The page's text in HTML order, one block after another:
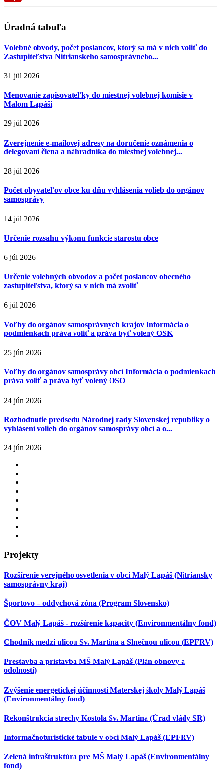
Úradná tabuľa
Volebné obvody, počet poslancov, ktorý sa má v nich voliť do
Zastupiteľstva Nitrianskeho samosprávneho...
31 júl 2026
Menovanie zapisovateľky do miestnej volebnej komisie v
Malom Lapáši
29 júl 2026
Zverejnenie e-mailovej adresy na doručenie oznámenia o
delegovaní člena a náhradníka do miestnej volebnej...
28 júl 2026
Počet obyvateľov obce ku dňu vyhlásenia volieb do orgánov
samosprávy
14 júl 2026
Určenie rozsahu výkonu funkcie starostu obce
6 júl 2026
Určenie volebných obvodov a počet poslancov obecného
zastupiteľstva, ktorý sa v nich má zvoliť
6 júl 2026
Voľby do orgánov samosprávnych krajov Informácia o
podmienkach práva voliť a práva byť volený OSK
25 jún 2026
Voľby do orgánov samosprávy obcí Informácia o podmienkach
práva voliť a práva byť volený OSO
24 jún 2026
Rozhodnutie predsedu Národnej rady Slovenskej republiky o
vyhlásení volieb do orgánov samosprávy obcí a o...
24 jún 2026
Projekty
Rozšírenie verejného osvetlenia v obci Malý Lapáš (Nitriansky
samosprávny kraj)
Športovo – oddychová zóna (Program Slovensko)
ČOV Malý Lapáš - rozšírenie kapacity (Environmentálny fond)
Chodník medzi ulicou Sv. Martina a Slnečnou ulicou (EPFRV)
Prestavba a prístavba MŠ Malý Lapáš (Plán obnovy a
odolnosti)
Zvýšenie energetickej účinnosti Materskej školy Malý Lapáš
(Environmentálny fond)
Rekonštrukcia strechy Kostola Sv. Martina (Úrad vlády SR)
Informačnoturistické tabule v obci Malý Lapáš (EPFRV)
Zelená infraštruktúra pre MŠ Malý Lapáš (Environmentálny
fond)